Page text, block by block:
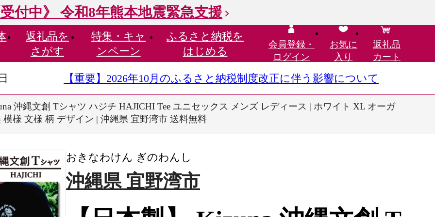
付中》 令和8年熊本地震緊急支援
返礼品を
さがす
特集・ キャ
ンペーン
ふるさと納税を
はじめる
会員登録・
ログイン
お気に
入り
返礼品
カート
【重要】2026年10月のふるさと納税制度改正に伴う影響について
沖縄文創 Tシャツ ハジチ HAJICHI Tee ユニセックス メンズ レディース | ホワイト XL オーガ
様 文様 柄 デザイン | 沖縄県 宜野湾市 送料無料
おきなわけん ぎのわんし
沖縄県 宜野湾市